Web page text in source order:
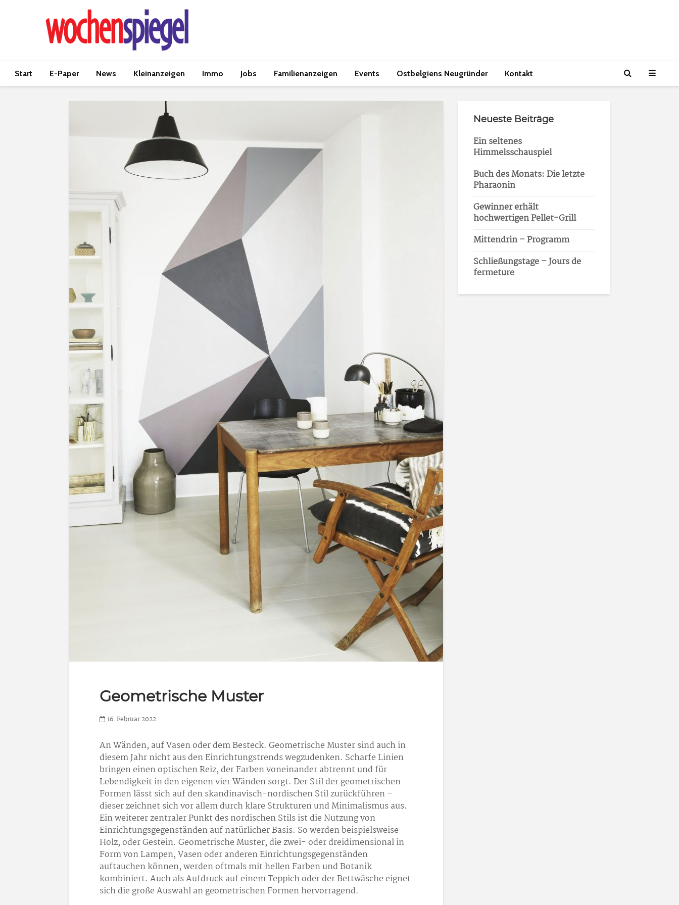
Start E-Paper News Kleinanzeigen Immo Jobs Familienanzeigen Events Ostbelgiens Neugründer Kontakt
Geometrische Muster
16. Februar 2022
An Wänden, auf Vasen oder dem Besteck. Geometrische Muster sind auch in
diesem Jahr nicht aus den Einrichtungstrends wegzudenken. Scharfe Linien
bringen einen optischen Reiz, der Farben voneinander abtrennt und für
Lebendigkeit in den eigenen vier Wänden sorgt. Der Stil der geometrischen
Formen lässt sich auf den skandinavisch-nordischen Stil zurückführen –
dieser zeichnet sich vor allem durch klare Strukturen und Minimalismus aus.
Ein weiterer zentraler Punkt des nordischen Stils ist die Nutzung von
Einrichtungsgegenständen auf natürlicher Basis. So werden beispielsweise
Holz, oder Gestein. Geometrische Muster, die zwei- oder dreidimensional in
Form von Lampen, Vasen oder anderen Einrichtungsgegenständen
auftauchen können, werden oftmals mit hellen Farben und Botanik
kombiniert. Auch als Aufdruck auf einem Teppich oder der Bettwäsche eignet
sich die große Auswahl an geometrischen Formen hervorragend.
Neueste Beiträge
Ein seltenes
Himmelsschauspiel
Buch des Monats: Die letzte
Pharaonin
Gewinner erhält
hochwertigen Pellet-Grill
Mittendrin – Programm
Schließungstage – Jours de
fermeture